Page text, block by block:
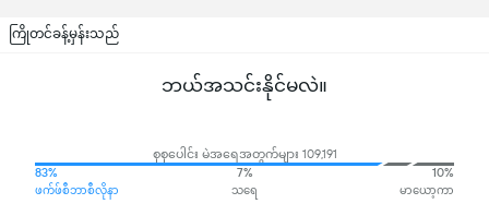
ကြိုတင်ခန့်မှန်းသည်
ဘယ်အသင်းနိုင်မလဲ။
စုစုပေါင်း မဲအရေအတွက်များ 109,191
83%
ဖက်ဖ်စီဘာစီလိုနာ
7%
သရေ
10%
မာယော့ကာ